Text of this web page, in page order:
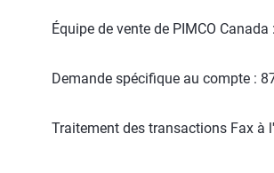
Équipe de vente de PIMCO
Demande spécifique au compte :
Traitement des transactions Fax à